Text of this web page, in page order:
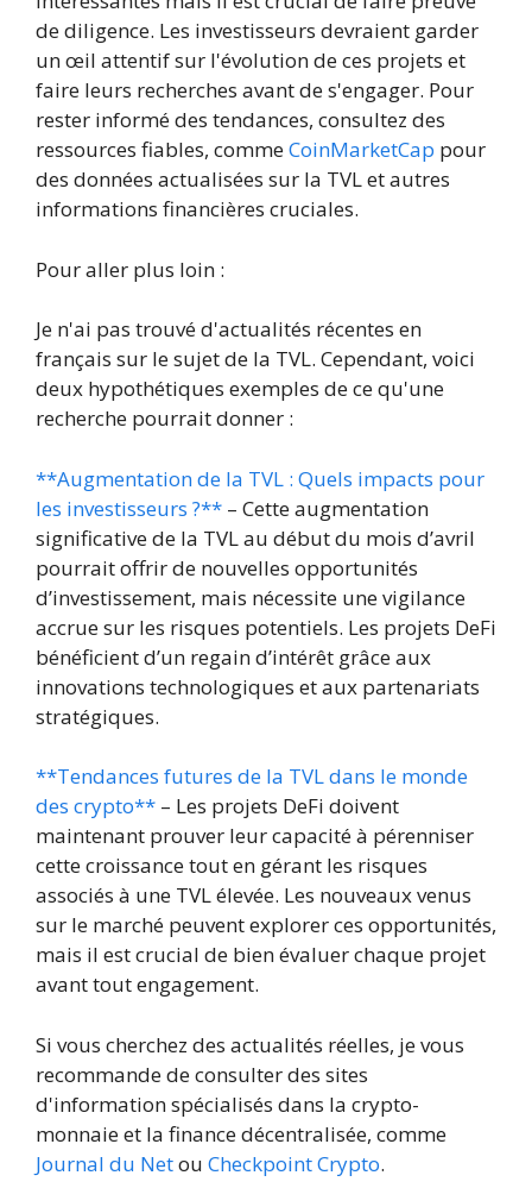
de diligence. Les investisseurs devraient garder
un œil attentif sur l'évolution de ces projets et
faire leurs recherches avant de s'engager. Pour
rester informé des tendances, consultez des
ressources fiables, commeCoinMarketCap pour
des données actualisées sur la TVL et autres
informations financières cruciales.
Pour aller plus loin :
Je n'ai pas trouvé d'actualités récentes en
français sur le sujet de la TVL. Cependant, voici
deux hypothétiques exemples de ce qu'une
recherche pourrait donner :
**Augmentation de la TVL : Quels impacts pour
les investisseurs ?** – Cette augmentation
significative de la TVL au début du mois d’avril
pourrait offrir de nouvelles opportunités
d’investissement, mais nécessite une vigilance
accrue sur les risques potentiels. Les projets DeFi
bénéficient d’un regain d’intérêt grâce aux
innovations technologiques et aux partenariats
stratégiques.
**Tendances futures de la TVL dans le monde
des crypto** – Les projets DeFi doivent
maintenant prouver leur capacité à pérenniser
cette croissance tout en gérant les risques
associés à une TVL élevée. Les nouveaux venus
sur le marché peuvent explorer ces opportunités,
mais il est crucial de bien évaluer chaque projet
avant tout engagement.
Si vous cherchez des actualités réelles, je vous
recommande de consulter des sites
d'information spécialisés dans la crypto-
monnaie et la finance décentralisée, comme
Journal du Netou Checkpoint Crypto.